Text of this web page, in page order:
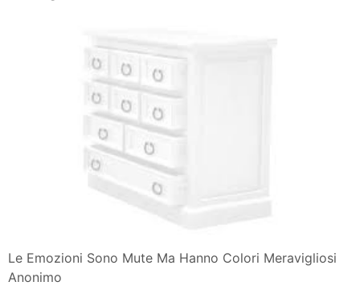
Le Emozioni Sono Mute Ma Hanno Colori Meravigliosi
Anonimo